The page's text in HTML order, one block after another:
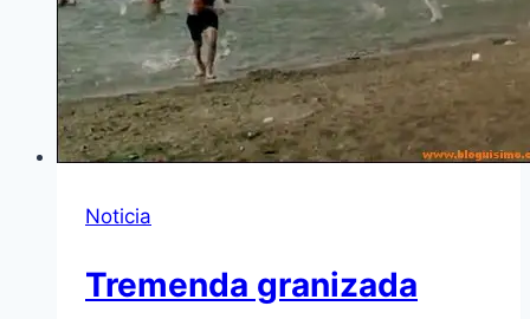
Noticia
Tremenda granizada